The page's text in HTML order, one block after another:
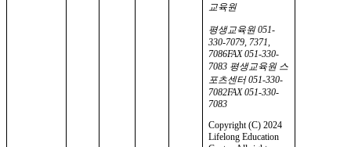
교육원
평생교육원051-
330-7079, 7371,
7086FAX051-330-
7083 평생교육원 스
포츠센터051-330-
7082FAX051-330-
7083
Copyright (C) 2024
Lifelong Education